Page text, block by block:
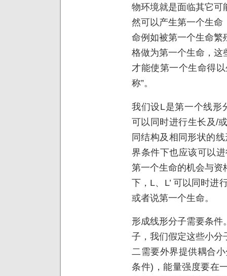
物环境就是面临其它可
然可以产生第一个生命
命例如被第一个生命繁
格做为第一个生命，这
才能使第一个生命得
称”。
我们设L是第一个线形
可以同时进行生长及/
同结构及相同形状的线
界条件下也应该可以
第一个生命的机会与资
下，L、L’ 可以同时进
或者说第一个生命。
形成线形分子需要条
子，我们假定这些小分
二需要外界提供耦合
条件)，能量强度要在